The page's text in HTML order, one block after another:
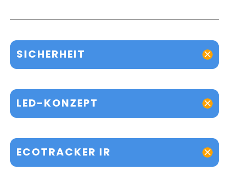
SICHERHEIT
LED-KONZEPT
ECOTRACKER IR